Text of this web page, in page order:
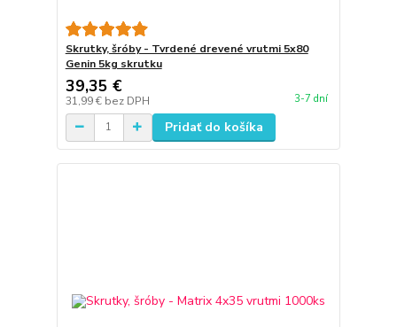
Skrutky, šróby - Tvrdené drevené vrutmi 5x80
Genin 5kg skrutku
39,35 €
31,99 € bez DPH 3-7 dní
Pridať do košíka